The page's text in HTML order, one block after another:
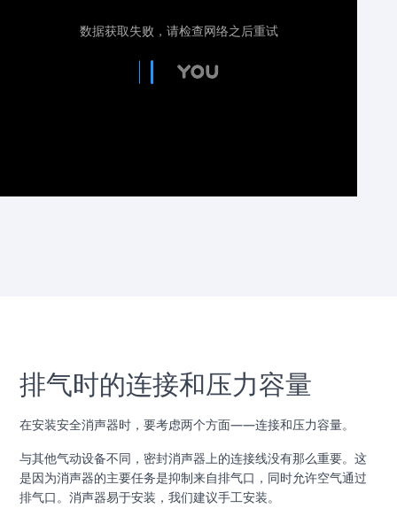
排气时的连接和压力容量
在安装安全消声器时，要考虑两个方面——连接和压力容量。
与其他气动设备不同，密封消声器上的连接线没有那么重要。这
是因为消声器的主要任务是抑制来自排气口，同时允许空气通过
排气口。消声器易于安装，我们建议手工安装。